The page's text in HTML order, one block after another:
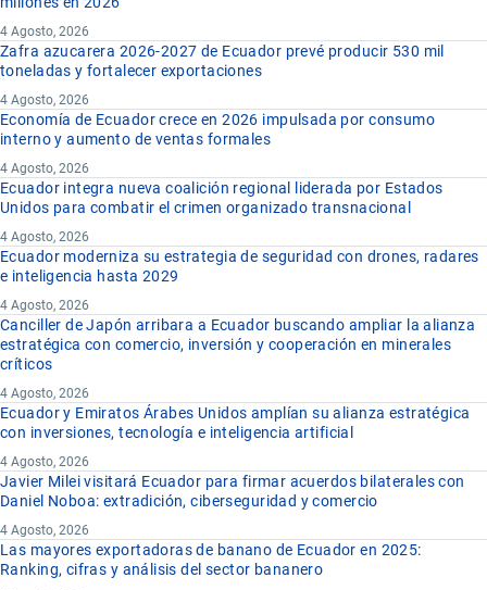
4 Agosto, 2026
Zafra azucarera 2026-2027 de Ecuador prevé producir 530 mil
toneladas y fortalecer exportaciones
4 Agosto, 2026
Economía de Ecuador crece en 2026 impulsada por consumo
interno y aumento de ventas formales
4 Agosto, 2026
Ecuador integra nueva coalición regional liderada por Estados
Unidos para combatir el crimen organizado transnacional
4 Agosto, 2026
Ecuador moderniza su estrategia de seguridad con drones, radares
e inteligencia hasta 2029
4 Agosto, 2026
Canciller de Japón arribara a Ecuador buscando ampliar la alianza
estratégica con comercio, inversión y cooperación en minerales
críticos
4 Agosto, 2026
Ecuador y Emiratos Árabes Unidos amplían su alianza estratégica
con inversiones, tecnología e inteligencia artificial
4 Agosto, 2026
Javier Milei visitará Ecuador para firmar acuerdos bilaterales con
Daniel Noboa: extradición, ciberseguridad y comercio
4 Agosto, 2026
Las mayores exportadoras de banano de Ecuador en 2025:
Ranking, cifras y análisis del sector bananero